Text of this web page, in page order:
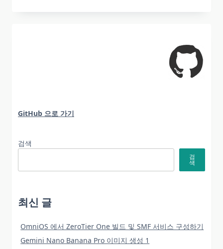
GitHub 으로 가기
검색
검
색
최신 글
OmniOS 에서 ZeroTier One 빌드 및 SMF 서비스 구성하기
Gemini Nano Banana Pro 이미지 생성 1